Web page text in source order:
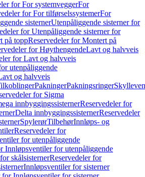
for For systemveggerFor
for For tilførselssystemerFor
sisternerUtenpåliggende sisterner for
for Utenpåliggende sisterner for
på toppReservedeler for Montert på
for HøythengendeLavt og halvveis
for Lavt og halvveis
utenpåliggende
og halvveis
PakningerPakningsringer
for Sigma
innbyggingssisternerReservedeler for
Delta innbyggingssisternerReservedeler
SpylerørTilbehørInnløps- og
Reservedeler for
for utenpåliggende
Innløpsventiler for utenpåliggende
skålsisternerReservedeler for
Innløpsventiler for sisterner